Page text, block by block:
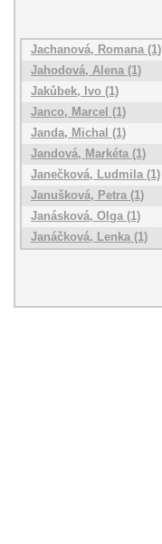
Jachanová, Romana (1)
Jahodová, Alena (1)
Jakůbek, Ivo (1)
Janco, Marcel (1)
Janda, Michal (1)
Jandová, Markéta (1)
Janečková, Ludmila (1)
Janušková, Petra (1)
Janásková, Olga (1)
Janáčková, Lenka (1)